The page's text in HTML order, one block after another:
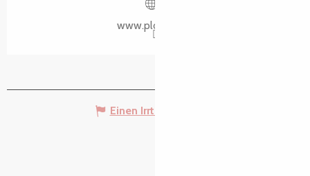
www.plouaret.fr
Einen Irrtum angeben